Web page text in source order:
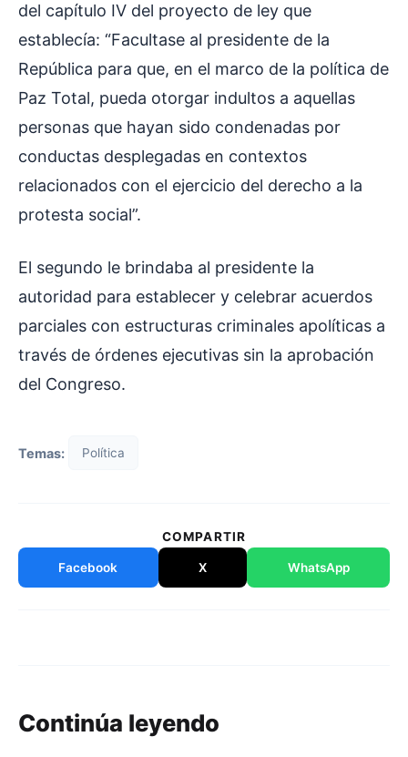
del capítulo IV del proyecto de ley que
establecía: “Facultase al presidente de la
República para que, en el marco de la política de
Paz Total, pueda otorgar indultos a aquellas
personas que hayan sido condenadas por
conductas desplegadas en contextos
relacionados con el ejercicio del derecho a la
protesta social”.
El segundo le brindaba al presidente la
autoridad para establecer y celebrar acuerdos
parciales con estructuras criminales apolíticas a
través de órdenes ejecutivas sin la aprobación
del Congreso.
Temas: Política
COMPARTIR
Facebook X WhatsApp
Continúa leyendo